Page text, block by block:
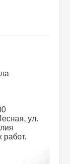
ул.
работ.